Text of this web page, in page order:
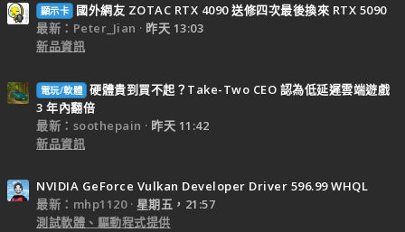
顯示卡
國外網友 ZOTAC RTX 4090 送修四次最後換來 RTX 5090
最新：Peter_Jian
昨天 13:03
新品資訊
電玩/軟體 硬體貴到買不起？Take-Two CEO 認為低延遲雲端遊戲
3 年內翻倍
最新：soothepain
昨天 11:42
新品資訊
NVIDIA GeForce Vulkan Developer Driver 596.99 WHQL
最新：mhp1120
星期五，21:57
測試軟體、驅動程式提供